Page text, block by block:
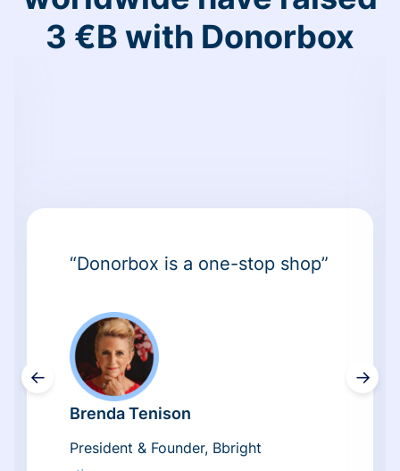
3 €B with Donorbox
←
“Donorbox is a one-stop shop”
Brenda Tenison
President & Founder, Bbright
→